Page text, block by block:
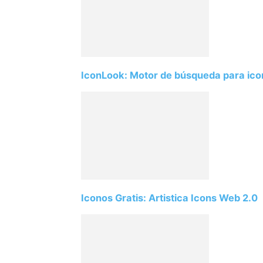
IconLook: Motor de búsqueda para
Iconos Gratis: Artistica Icons Web 2.0